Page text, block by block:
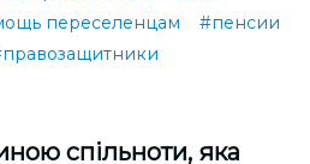
переселенцам
#пенсии
спільноти, яка